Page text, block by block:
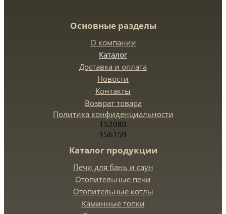
Основные разделы
О компании
Каталог
Доставка и оплата
Новости
Контакты
Возврат товара
Политика конфиденциальности
152080
156159
Каталог продукции
Печи для бань и саун
Отопительные печи
Отопительные котлы
Каминные топки